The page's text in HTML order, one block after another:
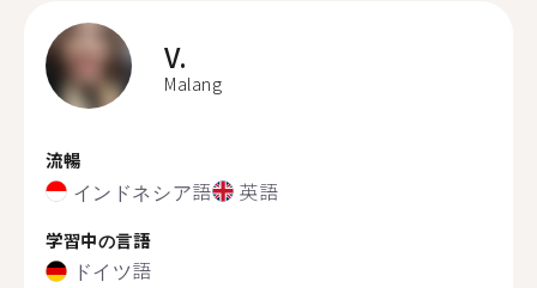
V.
Malang
流暢
インドネシア語 英語
学習中の言語
ドイツ語